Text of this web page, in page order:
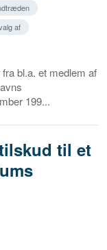
af
bl.a. et medlem af
199...
til et